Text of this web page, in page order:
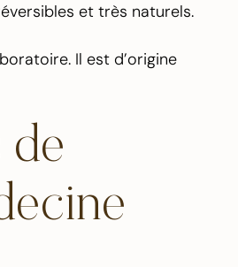
et très naturels.
Il est d’origine
de